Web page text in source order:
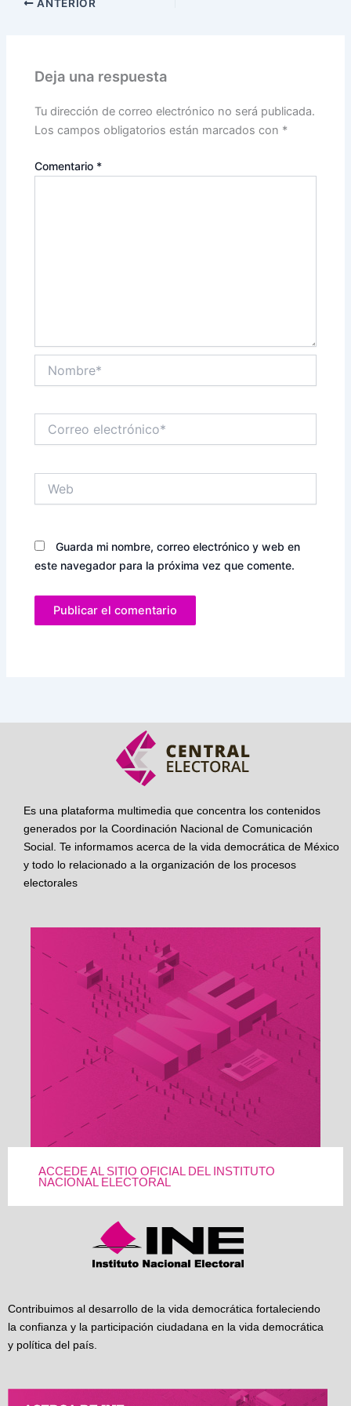
ANTERIOR
Deja una respuesta
Tu dirección de correo electrónico no será publicada.
Los campos obligatorios están marcados con *
Comentario *
electrónico*
Guarda mi nombre, correo electrónico y web en
este navegador para la próxima vez que comente.
Es una plataforma multimedia que concentra los contenidos
generados por la Coordinación Nacional de Comunicación
Social. Te informamos acerca de la vida democrática de México
y todo lo relacionado a la organización de los procesos
electorales
ACCEDE AL SITIO OFICIAL DEL INSTITUTO
NACIONAL ELECTORAL
Contribuimos al desarrollo de la vida democrática fortaleciendo
la confianza y la participación ciudadana en la vida democrática
y política del país.